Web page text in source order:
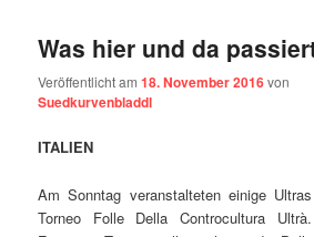
Was hier und da
Veröffentlicht am18. November 2016von
Suedkurvenbladdl
ITALIEN
Am Sonntag veranstalteten einige
Torneo Folle Della Controcultura